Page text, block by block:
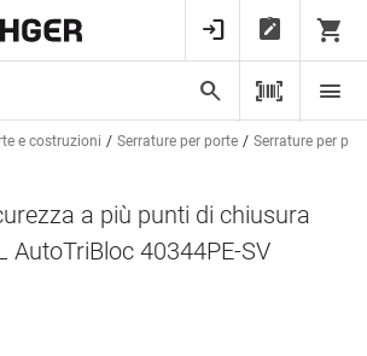
e costruzioni Serrature per porte Serrature per
a più punti di chiusura
AutoTriBloc 40344PE-SV